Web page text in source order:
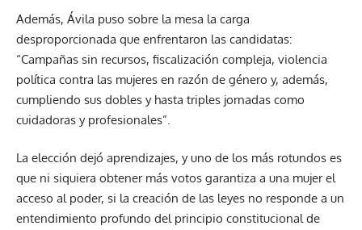
Además, Ávila puso sobre la mesa la carga
desproporcionada que enfrentaron las candidatas:
“Campañas sin recursos, fiscalización compleja, violencia
política contra las mujeres en razón de género y, además,
cumpliendo sus dobles y hasta triples jornadas como
cuidadoras y profesionales”.
La elección dejó aprendizajes, y uno de los más rotundos es
que ni siquiera obtener más votos garantiza a una mujer el
acceso al poder, si la creación de las leyes no responde a un
entendimiento profundo del principio constitucional de